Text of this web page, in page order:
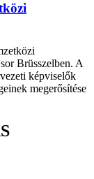
Brüsszelben. A
képviselők
megerősítése